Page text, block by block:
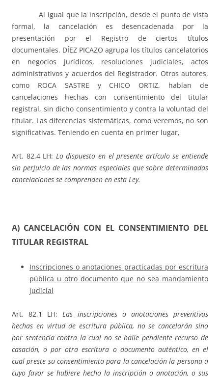
Al igual que la inscripción, desde el punto de vista
formal, la cancelación es desencadenada por la
presentación por el Registro de ciertos títulos
documentales. DÍEZ PICAZO agrupa los títulos cancelatorios
en negocios jurídicos, resoluciones judiciales, actos
administrativos y acuerdos del Registrador. Otros autores,
como ROCA SASTRE y CHICO ORTIZ, hablan de
cancelaciones hechas con consentimiento del titular
registral, sin dicho consentimiento y contra la voluntad del
titular. Las diferencias sistemáticas, como veremos, no son
significativas. Teniendo en cuenta en primer lugar,
Art. 82,4 LH: Lo dispuesto en el presente artículo se entiende
sin perjuicio de las normas especiales que sobre determinadas
cancelaciones se comprenden en esta Ley.
A) CANCELACIÓN CON EL CONSENTIMIENTO DEL
TITULAR REGISTRAL
Inscripciones o anotaciones practicadas por escritura
pública u otro documento que no sea mandamiento
judicial
Art. 82,1 LH: Las inscripciones o anotaciones preventivas
hechas en virtud de escritura pública, no se cancelarán sino
por sentencia contra la cual no se halle pendiente recurso de
casación, o por otra escritura o documento auténtico, en el
cual preste su consentimiento para la cancelación la persona a
cuyo favor se hubiere hecho la inscripción o anotación, o sus